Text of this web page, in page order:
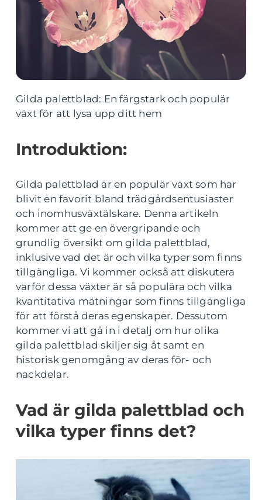
Gilda palettblad: En färgstark och populär
växt för att lysa upp ditt hem
Introduktion:
Gilda palettblad är en populär växt som har
blivit en favorit bland trädgårdsentusiaster
och inomhusväxtälskare. Denna artikeln
kommer att ge en övergripande och
grundlig översikt om gilda palettblad,
inklusive vad det är och vilka typer som finns
tillgängliga. Vi kommer också att diskutera
varför dessa växter är så populära och vilka
kvantitativa mätningar som finns tillgängliga
för att förstå deras egenskaper. Dessutom
kommer vi att gå in i detalj om hur olika
gilda palettblad skiljer sig åt samt en
historisk genomgång av deras för- och
nackdelar.
Vad är gilda palettblad och
vilka typer finns det?